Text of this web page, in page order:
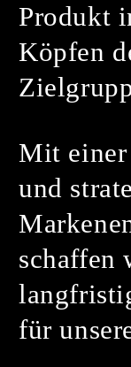
Produkt
Köpfen
Mit
und
schaffen
für